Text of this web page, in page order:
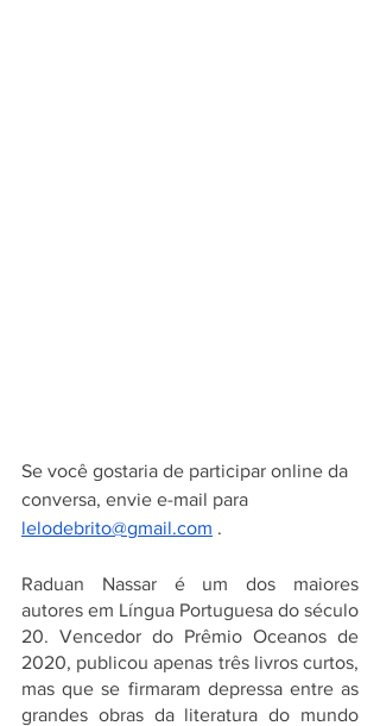
Se você gostaria de participar online da
conversa, envie e-mail para
lelodebrito@gmail.com .
Raduan Nassar é um dos maiores
autores em Língua Portuguesa do século
20. Vencedor do Prêmio Oceanos de
2020, publicou apenas três livros curtos,
mas que se firmaram depressa entre as
grandes obras da literatura do mundo